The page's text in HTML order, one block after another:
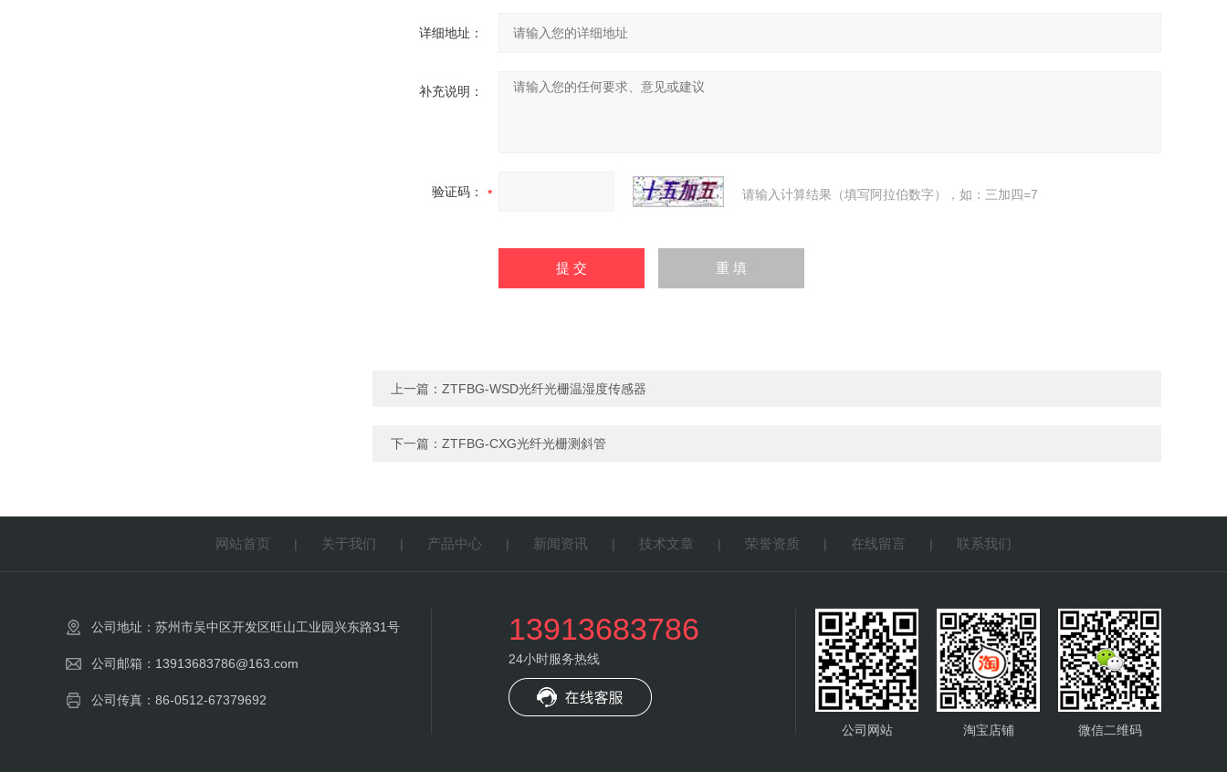
详细地址：
补充说明：
验证码： 请输入计算结果（填写阿拉伯数字），如：三加四=7
上一篇： ZTFBG-WSD光纤光栅温湿度传感器
下一篇： ZTFBG-CXG光纤光栅测斜管
网站首页 | 关于我们 | 产品中心 | 新闻资讯 | 技术文章 | 荣誉资质 | 在线留言 | 联系我们
公司地址：苏州市吴中区开发区旺山工业园兴东路31号
公司邮箱：13913683786@163.com
公司传真：86-0512-67379692
13913683786
24小时服务热线
微信二维码
淘宝店铺
公司网站